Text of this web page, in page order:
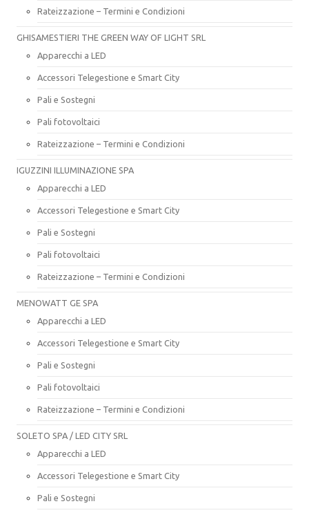
Rateizzazione – Termini e Condizioni
GHISAMESTIERI THE GREEN WAY OF LIGHT SRL
Apparecchi a LED
Accessori Telegestione e Smart City
Pali e Sostegni
Pali fotovoltaici
Rateizzazione – Termini e Condizioni
IGUZZINI ILLUMINAZIONE SPA
Apparecchi a LED
Accessori Telegestione e Smart City
Pali e Sostegni
Pali fotovoltaici
Rateizzazione – Termini e Condizioni
MENOWATT GE SPA
Apparecchi a LED
Accessori Telegestione e Smart City
Pali e Sostegni
Pali fotovoltaici
Rateizzazione – Termini e Condizioni
SOLETO SPA / LED CITY SRL
Apparecchi a LED
Accessori Telegestione e Smart City
Pali e Sostegni